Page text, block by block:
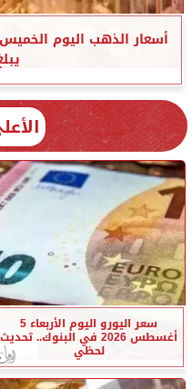
سعر اليورو اليوم الأربعاء 5
أغسطس 2026 في البنوك.. تحديث
لحظي